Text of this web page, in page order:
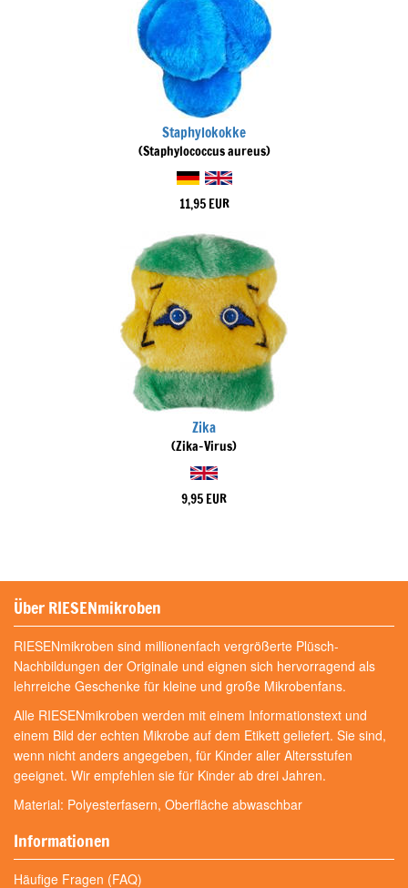
Staphylokokke
(Staphylococcus aureus)
11,95 EUR
Zika
(Zika-Virus)
9,95 EUR
Über RIESENmikroben
RIESENmikroben sind millionenfach vergrößerte Plüsch-
Nachbildungen der Originale und eignen sich hervorragend als
lehrreiche Geschenke für kleine und große Mikrobenfans.
Alle RIESENmikroben werden mit einem Informationstext und
einem Bild der echten Mikrobe auf dem Etikett geliefert. Sie sind,
wenn nicht anders angegeben, für Kinder aller Altersstufen
geeignet. Wir empfehlen sie für Kinder ab drei Jahren.
Material: Polyesterfasern, Oberfläche abwaschbar
Informationen
Häufige Fragen (FAQ)